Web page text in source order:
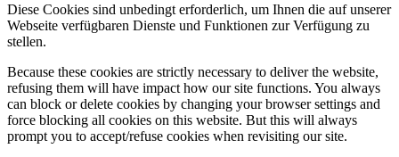
Diese Cookies sind unbedingt erforderlich, um Ihnen die auf unserer
Webseite verfügbaren Dienste und Funktionen zur Verfügung zu
stellen.
Because these cookies are strictly necessary to deliver the website,
refusing them will have impact how our site functions. You always
can block or delete cookies by changing your browser settings and
force blocking all cookies on this website. But this will always
prompt you to accept/refuse cookies when revisiting our site.